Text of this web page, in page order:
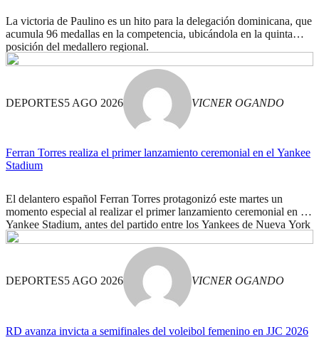
La victoria de Paulino es un hito para la delegación dominicana, que
acumula 96 medallas en la competencia, ubicándola en la quinta
posición del medallero regional.
DEPORTES5 AGO 2026 VICNER OGANDO
Ferran Torres realiza el primer lanzamiento ceremonial en el Yankee
Stadium
El delantero español Ferran Torres protagonizó este martes un
momento especial al realizar el primer lanzamiento ceremonial en el
Yankee Stadium, antes del partido entre los Yankees de Nueva York
y los Cardinals de San Luis. Recibió el respaldo de la afición
Vestido con la tradicional camiseta blanca de los Yankees y con el
DEPORTES5 AGO 2026 VICNER OGANDO
RD avanza invicta a semifinales del voleibol femenino en JJC 2026